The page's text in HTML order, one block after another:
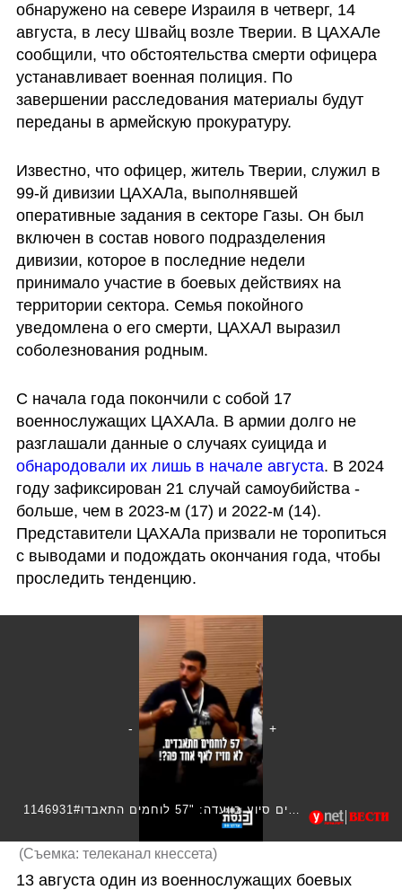
обнаружено на севере Израиля в четверг, 14
августа, в лесу Швайц возле Тверии. В ЦАХАЛе
сообщили, что обстоятельства смерти офицера
устанавливает военная полиция. По
завершении расследования материалы будут
переданы в армейскую прокуратуру.
Известно, что офицер, житель Тверии, служил в
99-й дивизии ЦАХАЛа, выполнявшей
оперативные задания в секторе Газы. Он был
включен в состав нового подразделения
дивизии, которое в последние недели
принимало участие в боевых действиях на
территории сектора. Семья покойного
уведомлена о его смерти, ЦАХАЛ выразил
соболезнования родным.
С начала года покончили с собой 17
военнослужащих ЦАХАЛа. В армии долго не
разглашали данные о случаях суицида и
обнародовали их лишь в начале августа. В 2024
году зафиксирован 21 случай самоубийства -
больше, чем в 2023-м (17) и 2022-м (14).
Представители ЦАХАЛа призвали не торопиться
с выводами и подождать окончания года, чтобы
проследить тенденцию.
1146931#לוחמים שיצאו מעזה דורשים סיוע בוועדה: "57 לוחמים התאבדו"
(Съемка: телеканал кнессета)
13 августа один из военнослужащих боевых